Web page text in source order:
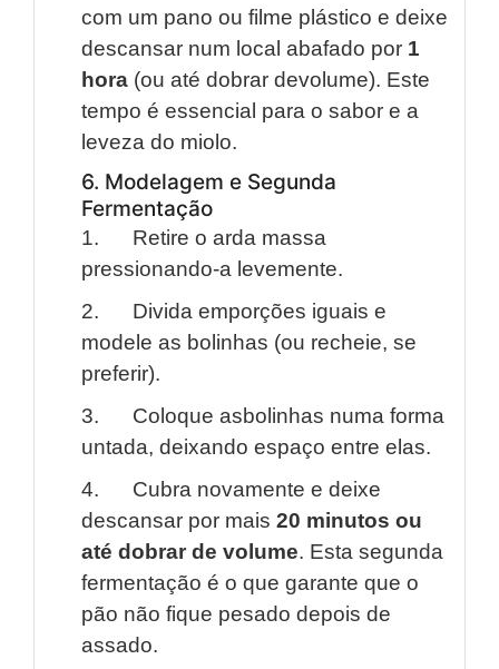
com um pano ou filme plástico e deixe
descansar num local abafado por 1
hora (ou até dobrar devolume). Este
tempo é essencial para o sabor e a
leveza do miolo.
6. Modelagem e Segunda
Fermentação
1. Retire o arda massa
pressionando-a levemente.
2. Divida emporções iguais e
modele as bolinhas (ou recheie, se
preferir).
3. Coloque asbolinhas numa forma
untada, deixando espaço entre elas.
4. Cubra novamente e deixe
descansar por mais 20 minutos ou
até dobrar de volume. Esta segunda
fermentação é o que garante que o
pão não fique pesado depois de
assado.